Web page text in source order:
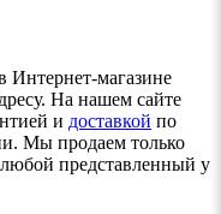
Интернет-магазине
На нашем сайте
и доставкой по
Мы продаем только
представленный у